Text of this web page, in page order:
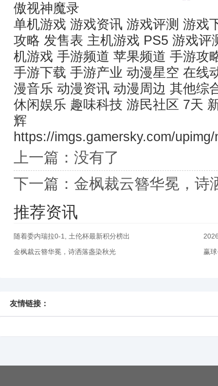
傲视神魔录
单机游戏 游戏资讯 游戏评测 游戏
攻略 发售表 主机游戏 PS5 游戏
机游戏 手游频道 苹果频道 手游攻
手游下载 手游产业 动漫星空 在线
漫音乐 动漫资讯 动漫周边 其他综
休闲娱乐 趣味科技 游民社区 7天
辉
https://imgs.gamersky.com/
上一篇：没有了
下一篇： 金枫裁云簪华冕，诗
推荐资讯
随着委内瑞拉0-1, 土伦杯最新积分榜出
金枫裁云簪华冕，诗洒落盏染秋光
赢
友情链接：